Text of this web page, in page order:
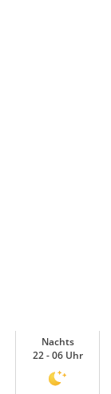
Nachts
22 - 06 Uhr